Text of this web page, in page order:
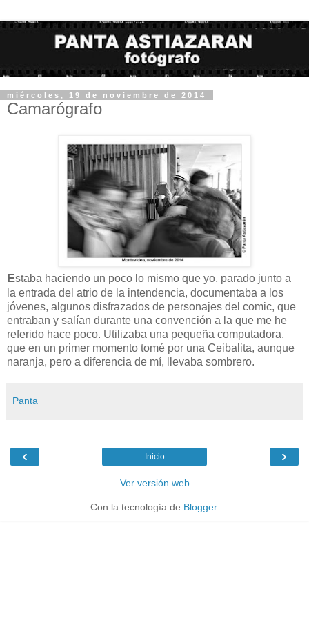
miércoles, 19 de noviembre de 2014
Camarógrafo
Estaba haciendo un poco lo mismo que yo, parado junto a
la entrada del atrio de la intendencia, documentaba a los
jóvenes, algunos disfrazados de personajes del comic, que
entraban y salían durante una convención a la que me he
referido hace poco. Utilizaba una pequeña computadora,
que en un primer momento tomé por una Ceibalita, aunque
naranja, pero a diferencia de mí, llevaba sombrero.
Panta
‹ ›
Inicio
Ver versión web
Con la tecnología de Blogger.